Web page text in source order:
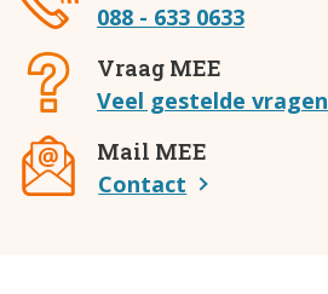
088 - 633 0633
Vraag MEE
Veel gestelde vragen
Mail MEE
Contact